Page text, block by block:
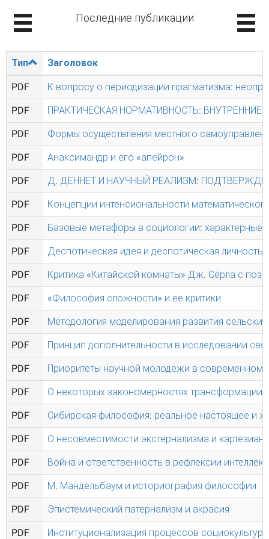
Последние публикации
Тип Заголовок
PDF К вопросу о периодизации прагматизма:
PDF ПРАКТИЧЕСКАЯ НОРМАТИВНОСТЬ: ВНУТРЕННИЕ
PDF Формы осуществления местного
PDF Анаксимандр и его «апейрон»
PDF Д. ДЕННЕТ И НАУЧНЫЙ РЕАЛИЗМ:
PDF Концепции интенсиональности
PDF Базовые метафоры в социологии: характерные
PDF Деспотическая идея и деспотическая
PDF Критика «Китайской комнаты» Дж. Сёрла с
PDF «Философия сложности» и ее критики
PDF Методология моделирования развития
PDF Принцип дополнительности в исследовании
PDF Приоритеты научной молодежи в современном
PDF О некоторых закономерностях
PDF Сибирская философия: реальное настоящее и
PDF О несовместимости экстернализма и
PDF Война и ответственность в рефлексии
PDF М. Мандельбаум и историография философии
PDF Эпистемический патернализм и акрасия
PDF Институционализация процессов